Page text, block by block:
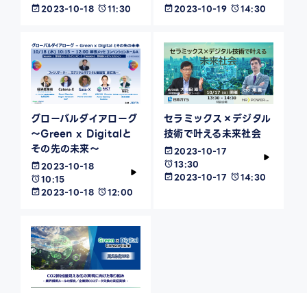
2023-10-18
11:30
2023-10-19
14:30
グローバルダイアローグ
～Green x Digitalと
その先の未来～
2023-10-18
10:15
2023-10-18
12:00
セラミックス×デジタル
技術で叶える未来社会
2023-10-17
13:30
2023-10-17
14:30